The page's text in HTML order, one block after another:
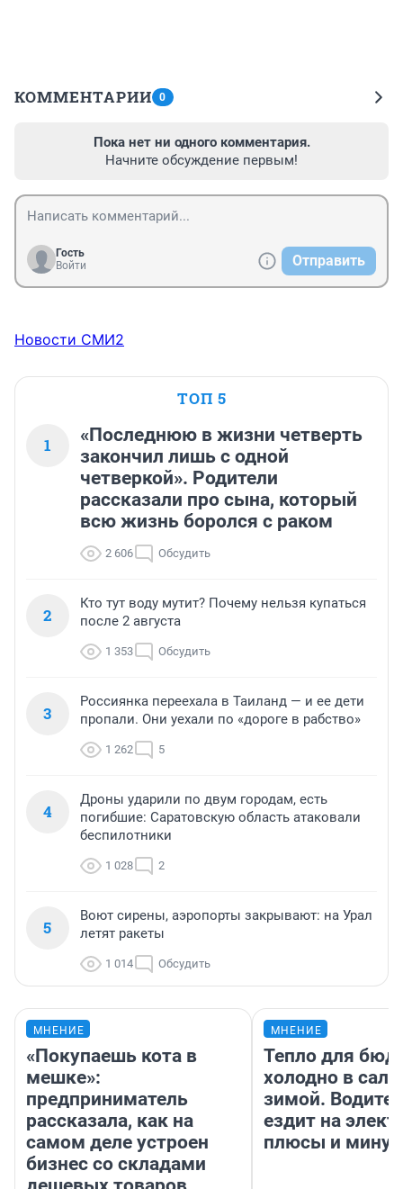
КОММЕНТАРИИ 0
Пока нет ни одного комментария.
Начните обсуждение первым!
Гость
Войти
Отправить
Новости СМИ2
ТОП 5
1
«Последнюю в жизни четверть
закончил лишь с одной
четверкой». Родители
рассказали про сына, который
всю жизнь боролся с раком
2 606 Обсудить
2
Кто тут воду мутит? Почему нельзя купаться
после 2 августа
1 353 Обсудить
3
Россиянка переехала в Таиланд — и ее дети
пропали. Они уехали по «дороге в рабство»
1 262 5
4
Дроны ударили по двум городам, есть
погибшие: Саратовскую область атаковали
беспилотники
1 028 2
5
Воют сирены, аэропорты закрывают: на Урал
летят ракеты
1 014 Обсудить
МНЕНИЕ
«Покупаешь кота в
мешке»:
предприниматель
рассказала, как на
самом деле устроен
бизнес со складами
МНЕНИЕ
Тепло для
холодно в
зимой.
ездит на
плюсы и